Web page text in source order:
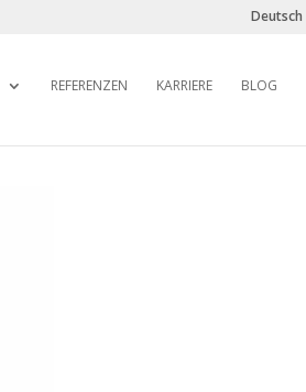
Deutsch
REFERENZEN KARRIERE BLOG